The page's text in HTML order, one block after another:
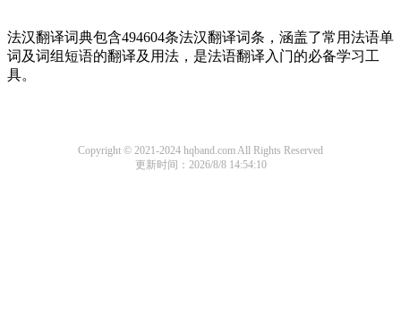
法汉翻译词典包含494604条法汉翻译词条，涵盖了常用法语单
词及词组短语的翻译及用法，是法语翻译入门的必备学习工
具。
Copyright © 2021-2024 hqband.com All Rights Reserved
更新时间：2026/8/8 14:54:10